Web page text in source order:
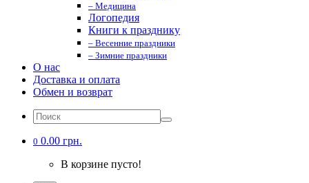
– Медицина
Логопедия
Книги к празднику
– Весенние праздники
– Зимние праздники
О нас
Доставка и оплата
Обмен и возврат
0 0.00 грн.
В корзине пусто!